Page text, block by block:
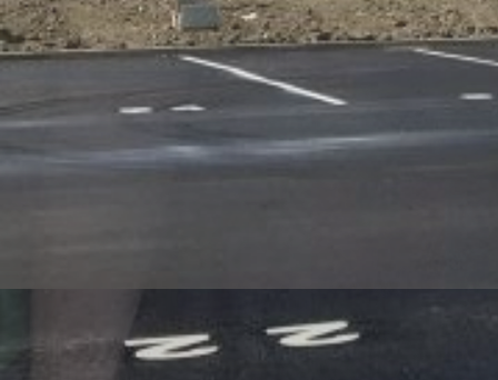
Travaux en cours
Avancement bardage en cours :Massé Charpente Serrurerie
Couverture terminée :Massé Charpente Serrurerie